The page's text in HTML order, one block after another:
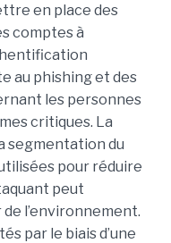
en place des
comptes à
au phishing et des
les personnes
critiques. La
segmentation du
pour réduire
peut
l’environnement.
par le biais d’une